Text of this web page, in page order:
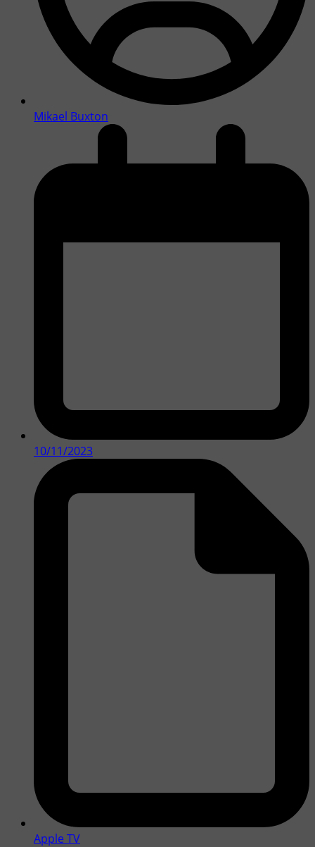
Mikael Buxton
10/11/2023
Apple TV